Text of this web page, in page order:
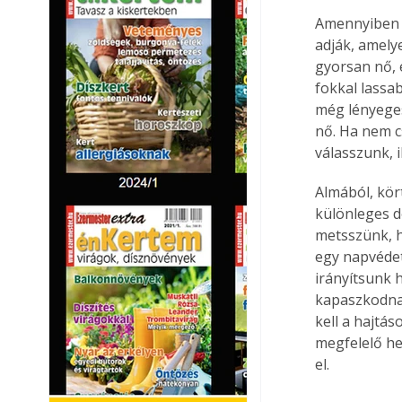
adják,
gyorsan nő,
fokkal
még
nő. Ha nem
válasszunk,
Almából,
különleges
metsszünk,
egy
irányítsunk
kell a
megfelelő
el.